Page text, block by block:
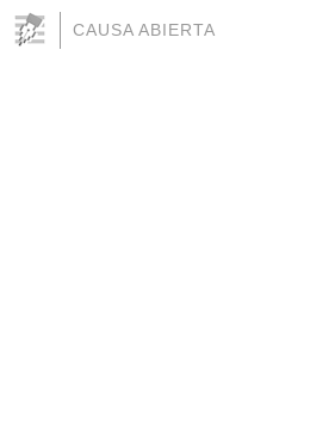
CAUSA ABIERTA